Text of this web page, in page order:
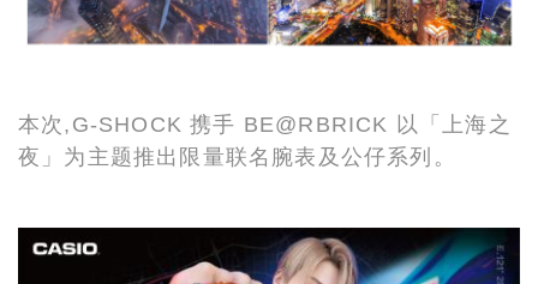
本次,G-SHOCK 携手 BE@RBRICK 以「上海之
夜」为主题推出限量联名腕表及公仔系列。